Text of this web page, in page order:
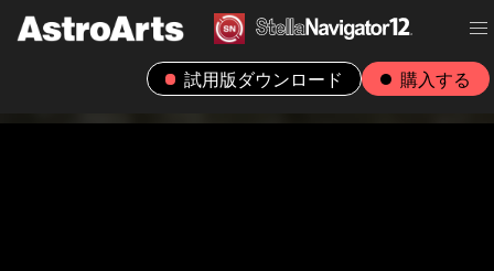
試用版ダウンロード 購入する